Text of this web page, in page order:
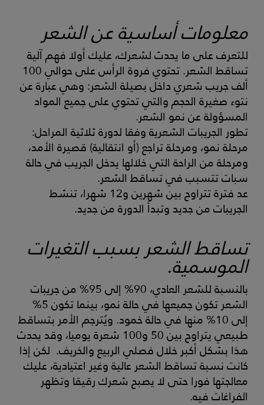
معلومات أساسية عن الشعر
للتعرف على ما يحدث لشعرك، عليك أولا فهم آلية
تساقط الشعر. تحتوي فروة الرأس على حوالي 100
ألف جريب شعري داخل بصيلة الشعر: وهي عبارة عن
نتوء صغيرة الحجم والتي تحتوي على جميع المواد
المسؤولة عن نمو الشعر.
تطور الجريبات الشعرية وفقا لدورة ثلاثية المراحل:
مرحلة نمو، ومرحلة تراجع (أو انتقالية) قصيرة الأمد،
ومرحلة من الراحة التي خلالها يدخل الجريب في حالة
سبات تتسبب في تساقط الشعر.
عد فترة تتراوح بين شهرين و12 شهرا، تنشط
الجريبات من جديد وتبدأ الدورة من جديد.
تساقط الشعر بسبب التغيرات
الموسمية.
بالنسبة للشعر العادي، 90% إلى 95% من جريبات
الشعر تكون جميعها في حالة نمو، بينما تكون 5%
إلى 10% منها في حالة خمود. ويُترجم الأمر بتساقط
طبيعي يتراوح بين 50 و100 شعرة يوميا، وقد يحدث
هذا بشكل أكبر خلال فصلي الربيع والخريف. لكن إذا
كانت نسبة تساقط الشعر عالية وغير اعتيادية، عليك
معالجتها فورا حتى لا يصبح شعرك رقيقا وتظهر
الفراغات فيه.